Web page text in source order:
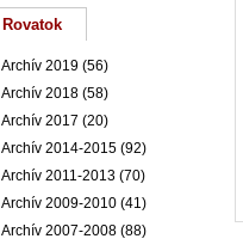
Rovatok
Archív 2019 (56)
Archív 2018 (58)
Archív 2017 (20)
Archív 2014-2015 (92)
Archív 2011-2013 (70)
Archív 2009-2010 (41)
Archív 2007-2008 (88)